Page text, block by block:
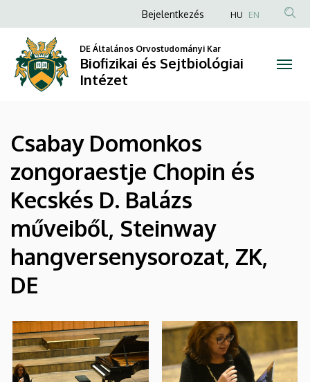
Biofizikai
és
Sejtbiológiai
Intézet
a
tartalomra
Anonim
fiók
menüje
Bejelentkezés HU EN
DE Általános Orvostudományi Kar
Biofizikai és Sejtbiológiai
Intézet
Csabay Domonkos
zongoraestje Chopin és
Kecskés D. Balázs
műveiből, Steinway
hangversenysorozat, ZK,
DE